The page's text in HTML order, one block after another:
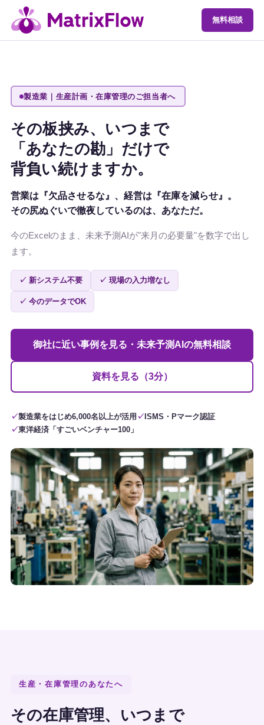
無料相談
製造業｜生産計画・在庫管理のご担当者へ
その板挟み、いつまで
「あなたの勘」だけで
背負い続けますか。
営業は『欠品させるな』、経営は『在庫を減らせ』。
その尻ぬぐいで徹夜しているのは、 あなただ。
今のExcelのまま、未来予測AIが"来月の必要量"を数字で出し
ます。
✓ 新システム不要 ✓ 現場の入力増なし
✓ 今のデータでOK
御社に近い事例を見る・未来予測AIの無料相談
資料を見る（3分）
製造業をはじめ6,000名以上が活用
ISMS・Pマーク認証
東洋経済「すごいベンチャー100」
生産・在庫管理のあなたへ
その在庫管理、いつまで